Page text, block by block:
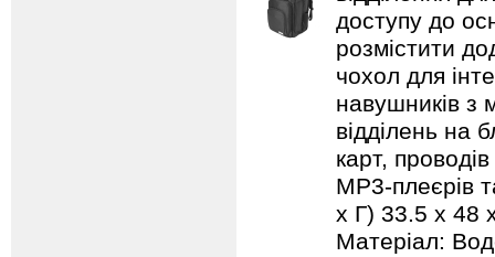
доступу до
розмістити
чохол для
навушників з
відділень на
карт,
MP3-плеєрів
х Г) 33.5 x 48
Матеріал: